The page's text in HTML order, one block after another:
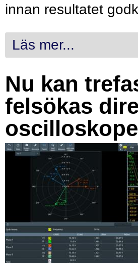
innan resultatet
Läs mer...
Nu kan
felsökas